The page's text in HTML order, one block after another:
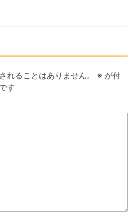
れることはありません。 ※ が付
す